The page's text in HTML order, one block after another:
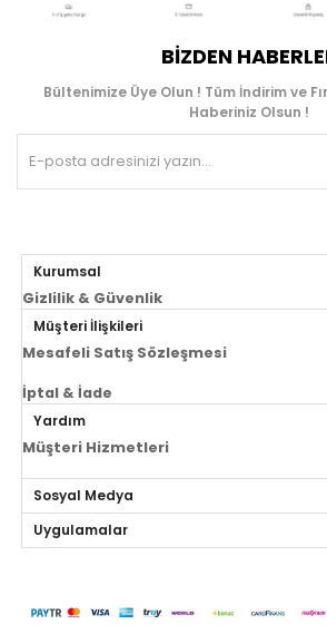
BIZDEN
Bültenimize Üye Olun ! Tüm İndirim ve
Haberiniz Olsun !
Kurumsal
Gizlilik & Güvenlik
Müşteri İlişkileri
Mesafeli Satış Sözleşmesi
İptal & İade
Yardım
Müşteri Hizmetleri
Sosyal Medya
Uygulamalar